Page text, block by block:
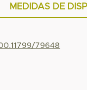
MEDIDAS DE
79648